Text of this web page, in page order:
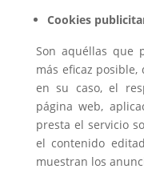
Cookies
Son aquéllas que
más eficaz
en su caso, el
página web,
presta el servicio
el contenido
muestran los